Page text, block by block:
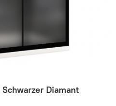
Schwarzer Diamant